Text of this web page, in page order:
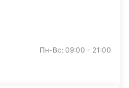
Пн-Вс: 09:00 - 21:00